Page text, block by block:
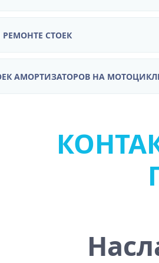
РЕМОНТЕ СТОЕК
АМОРТИЗАТОРОВ НА